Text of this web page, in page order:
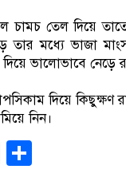
চামচ তেল দিয়ে
তার মধ্যে ভাজা
ভালোভাবে নেড়ে
দিয়ে
নিন।
Email